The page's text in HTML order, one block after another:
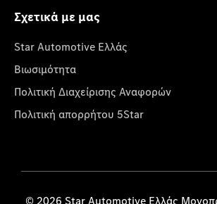
Σχετικά με μας
Star Automotive Ελλάς
Βιωσιμότητα
Πολιτική Διαχείρισης Αναφορών
Πολιτική απορρήτου 5Star
© 2026 Star Automotive Ελλάς